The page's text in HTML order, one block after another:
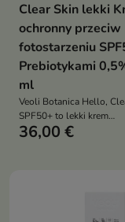
Clear Skin lekki
ochronny przeciw
fotostarzeniu
Prebiotykami
ml
Veoli Botanica Hello,
SPF50+ to lekki krem
przeciwsłoneczny, który
36,00 €